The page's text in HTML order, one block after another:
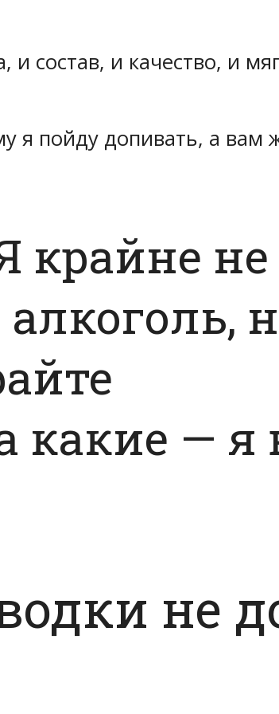
и состав, и качество, и
я пойду допивать, а вам
крайне не
какие — я
не